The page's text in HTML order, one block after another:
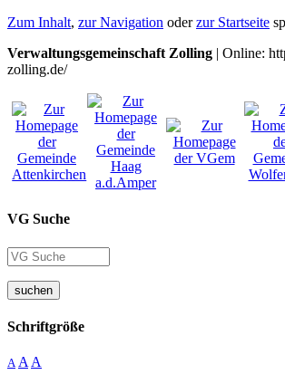
Zum Inhalt, zur Navigation oderzur Startseite
Verwaltungsgemeinschaft Zolling | Online:
zolling.de/
VG Suche
suchen
Schriftgröße
A A A